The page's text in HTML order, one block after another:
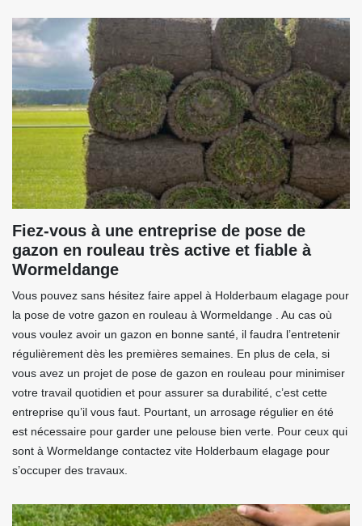
Fiez-vous à une entreprise de pose de
gazon en rouleau très active et fiable à
Wormeldange
Vous pouvez sans hésitez faire appel à Holderbaum elagage pour
la pose de votre gazon en rouleau à Wormeldange . Au cas où
vous voulez avoir un gazon en bonne santé, il faudra l’entretenir
régulièrement dès les premières semaines. En plus de cela, si
vous avez un projet de pose de gazon en rouleau pour minimiser
votre travail quotidien et pour assurer sa durabilité, c’est cette
entreprise qu’il vous faut. Pourtant, un arrosage régulier en été
est nécessaire pour garder une pelouse bien verte. Pour ceux qui
sont à Wormeldange contactez vite Holderbaum elagage pour
s’occuper des travaux.